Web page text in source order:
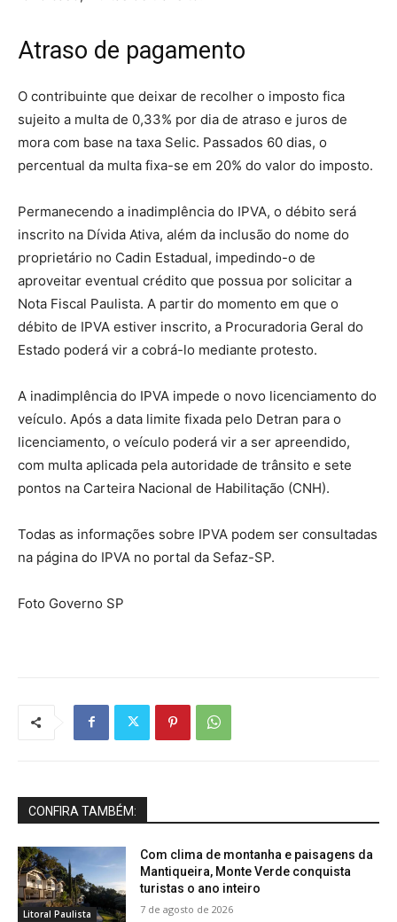
Atraso de pagamento
O contribuinte que deixar de recolher o imposto fica
sujeito a multa de 0,33% por dia de atraso e juros de
mora com base na taxa Selic. Passados 60 dias, o
percentual da multa fixa-se em 20% do valor do imposto.
Permanecendo a inadimplência do IPVA, o débito será
inscrito na Dívida Ativa, além da inclusão do nome do
proprietário no Cadin Estadual, impedindo-o de
aproveitar eventual crédito que possua por solicitar a
Nota Fiscal Paulista. A partir do momento em que o
débito de IPVA estiver inscrito, a Procuradoria Geral do
Estado poderá vir a cobrá-lo mediante protesto.
A inadimplência do IPVA impede o novo licenciamento do
veículo. Após a data limite fixada pelo Detran para o
licenciamento, o veículo poderá vir a ser apreendido,
com multa aplicada pela autoridade de trânsito e sete
pontos na Carteira Nacional de Habilitação (CNH).
Todas as informações sobre IPVA podem ser consultadas
na página do IPVA no portal da Sefaz-SP.
Foto Governo SP
CONFIRA TAMBÉM:
Litoral Paulista
Com clima de montanha e paisagens da
Mantiqueira, Monte Verde conquista
turistas o ano inteiro
7 de agosto de 2026